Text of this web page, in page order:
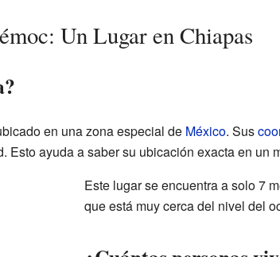
Un Lugar en Chiapas
en una zona especial de México. Sus
Esto ayuda a saber su ubicación exacta en un
Este lugar se encuentra a solo 7
que está muy cerca del nivel del